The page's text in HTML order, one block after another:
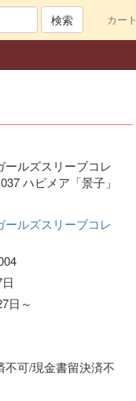
カート
検索
ールズスリーブコレ
ハピメア「景子」
ールズスリーブコレ
日～
不可/現金書留決済不